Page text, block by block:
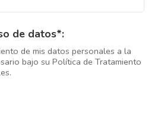
de datos*:
de mis datos personales a la
bajo su Política de Tratamiento